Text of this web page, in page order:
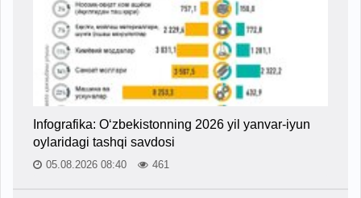
Infografika: O‘zbekistonning 2026 yil yanvar-iyun
oylaridagi tashqi savdosi
05.08.2026 08:40 461